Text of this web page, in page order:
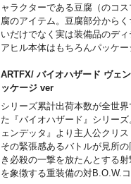
ャラクターである豆腐（のコ
腐のアイテム。豆腐部分から
いだけでなく実は装備品のデ
アヒル本体はもちろんパッケ
ARTFX/ バイオハザード ヴェ
ッケージ ver
シリーズ累計出荷本数が全世
た『バイオハザード』シリー
ェンデッタ』より主人公クリ
その緊張感あるバトルが見所
き必殺の一撃を放たんとする
を象徴する重装備の対B.O.W.